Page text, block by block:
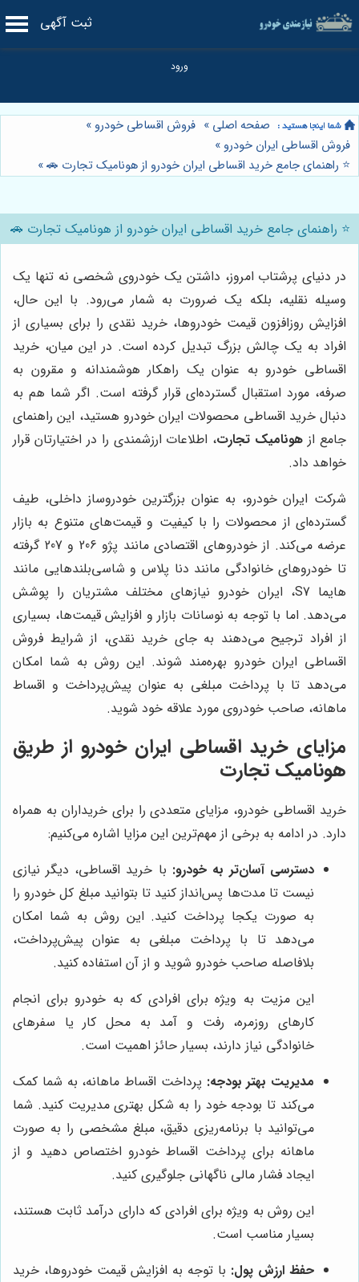
ثبت آگهی
صفحه اصلی » فروش اقساطی خودرو »
فروش اقساطی ایران خودرو »
⭐️ راهنمای جامع خرید اقساطی ایران خودرو از هونامیک تجارت 🚗»
⭐️ راهنمای جامع خرید اقساطی ایران خودرو از هونامیک تجارت 🚗
در دنیای پرشتاب امروز، داشتن یک خودروی شخصی نه تنها یک
وسیله نقلیه، بلکه یک ضرورت به شمار می‌رود. با این حال،
افزایش روزافزون قیمت خودروها، خرید نقدی را برای بسیاری از
افراد به یک چالش بزرگ تبدیل کرده است. در این میان، خرید
اقساطی خودرو به عنوان یک راهکار هوشمندانه و مقرون به
صرفه، مورد استقبال گسترده‌ای قرار گرفته است. اگر شما هم به
دنبال خرید اقساطی محصولات ایران خودرو هستید، این راهنمای
جامع از هونامیک تجارت، اطلاعات ارزشمندی را در اختیارتان قرار
خواهد داد.
شرکت ایران خودرو، به عنوان بزرگترین خودروساز داخلی، طیف
گسترده‌ای از محصولات را با کیفیت و قیمت‌های متنوع به بازار
عرضه می‌کند. از خودروهای اقتصادی مانند پژو 206 و 207 گرفته
تا خودروهای خانوادگی مانند دنا پلاس و شاسی‌بلندهایی مانند
هایما S7، ایران خودرو نیازهای مختلف مشتریان را پوشش
می‌دهد. اما با توجه به نوسانات بازار و افزایش قیمت‌ها، بسیاری
از افراد ترجیح می‌دهند به جای خرید نقدی، از شرایط فروش
اقساطی ایران خودرو بهره‌مند شوند. این روش به شما امکان
می‌دهد تا با پرداخت مبلغی به عنوان پیش‌پرداخت و اقساط
ماهانه، صاحب خودروی مورد علاقه خود شوید.
مزایای خرید اقساطی ایران خودرو از طریق
هونامیک تجارت
خرید اقساطی خودرو، مزایای متعددی را برای خریداران به همراه
دارد. در ادامه به برخی از مهم‌ترین این مزایا اشاره می‌کنیم:
دسترسی آسان‌تر به خودرو: با خرید اقساطی، دیگر نیازی
نیست تا مدت‌ها پس‌انداز کنید تا بتوانید مبلغ کل خودرو را
به صورت یکجا پرداخت کنید. این روش به شما امکان
می‌دهد تا با پرداخت مبلغی به عنوان پیش‌پرداخت،
بلافاصله صاحب خودرو شوید و از آن استفاده کنید.
این مزیت به ویژه برای افرادی که به خودرو برای انجام
کارهای روزمره، رفت و آمد به محل کار یا سفرهای
خانوادگی نیاز دارند، بسیار حائز اهمیت است.
مدیریت بهتر بودجه: پرداخت اقساط ماهانه، به شما کمک
می‌کند تا بودجه خود را به شکل بهتری مدیریت کنید. شما
می‌توانید با برنامه‌ریزی دقیق، مبلغ مشخصی را به صورت
ماهانه برای پرداخت اقساط خودرو اختصاص دهید و از
ایجاد فشار مالی ناگهانی جلوگیری کنید.
این روش به ویژه برای افرادی که دارای درآمد ثابت هستند،
بسیار مناسب است.
حفظ ارزش پول: با توجه به افزایش قیمت خودروها، خرید